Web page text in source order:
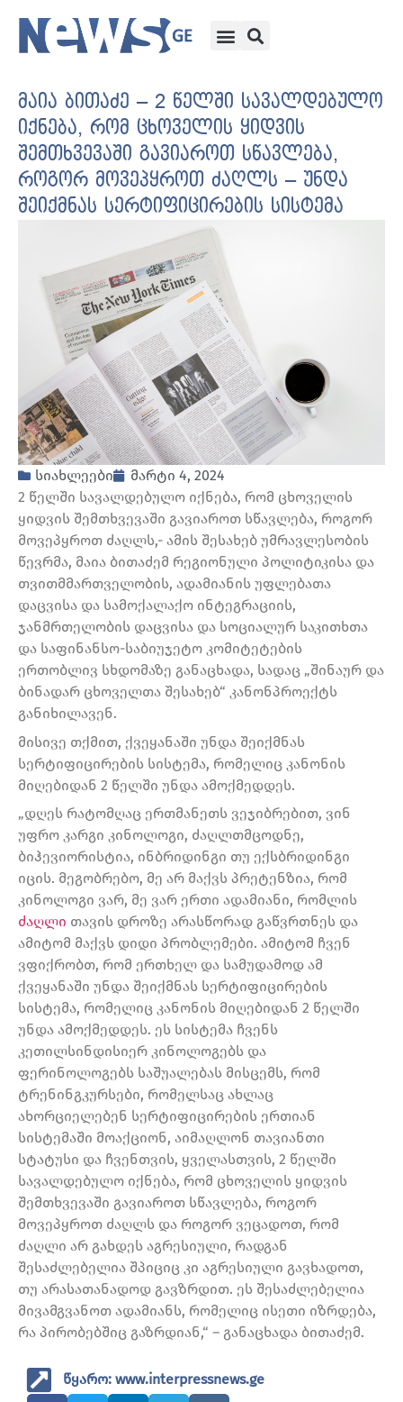
მაია ბითაძე – 2 წელში სავალდებულო
იქნება, რომ ცხოველის ყიდვის
შემთხვევაში გავიაროთ სწავლება,
როგორ მოვეპყროთ ძაღლს – უნდა
შეიქმნას სერტიფიცირების სისტემა
სიახლეები
მარტი 4, 2024
2 წელში სავალდებულო იქნება, რომ ცხოველის
ყიდვის შემთხვევაში გავიაროთ სწავლება, როგორ
მოვეპყროთ ძაღლს,- ამის შესახებ უმრავლესობის
წევრმა, მაია ბითაძემ რეგიონული პოლიტიკისა და
თვითმმართველობის, ადამიანის უფლებათა
დაცვისა და სამოქალაქო ინტეგრაციის,
ჯანმრთელობის დაცვისა და სოციალურ საკითხთა
და საფინანსო-საბიუჯეტო კომიტეტების
ერთობლივ სხდომაზე განაცხადა, სადაც „შინაურ და
ბინადარ ცხოველთა შესახებ“ კანონპროექტს
განიხილავენ.
მისივე თქმით, ქვეყანაში უნდა შეიქმნას
სერტიფიცირების სისტემა, რომელიც კანონის
მიღებიდან 2 წელში უნდა ამოქმედდეს.
„დღეს რატომღაც ერთმანეთს ვეჯიბრებით, ვინ
უფრო კარგი კინოლოგი, ძაღლთმცოდნე,
ბიჰევიორისტია, ინბრიდინგი თუ ექსბრიდინგი
იცის. მეგობრებო, მე არ მაქვს პრეტენზია, რომ
კინოლოგი ვარ, მე ვარ ერთი ადამიანი, რომლის
ძაღლი თავის დროზე არასწორად გაწვრთნეს და
ამიტომ მაქვს დიდი პრობლემები. ამიტომ ჩვენ
ვფიქრობთ, რომ ერთხელ და სამუდამოდ ამ
ქვეყანაში უნდა შეიქმნას სერტიფიცირების
სისტემა, რომელიც კანონის მიღებიდან 2 წელში
უნდა ამოქმედდეს. ეს სისტემა ჩვენს
კეთილსინდისიერ კინოლოგებს და
ფერინოლოგებს საშუალებას მისცემს, რომ
ტრენინგკურსები, რომელსაც ახლაც
ახორციელებენ სერტიფიცირების ერთიან
სისტემაში მოაქციონ, აიმაღლონ თავიანთი
სტატუსი და ჩვენთვის, ყველასთვის, 2 წელში
სავალდებულო იქნება, რომ ცხოველის ყიდვის
შემთხვევაში გავიაროთ სწავლება, როგორ
მოვეპყროთ ძაღლს და როგორ ვეცადოთ, რომ
ძაღლი არ გახდეს აგრესიული, რადგან
შესაძლებელია შპიციც კი აგრესიული გავხადოთ,
თუ არასათანადოდ გავზრდით. ეს შესაძლებელია
მივამგვანოთ ადამიანს, რომელიც ისეთი იზრდება,
რა პირობებშიც გაზრდიან,“ – განაცხადა ბითაძემ.
წყარო: www.interpressnews.ge